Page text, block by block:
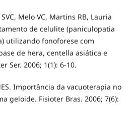
Melo VC, Martins RB, Lauria
de celulite (paniculopatia
utilizando fonoforese com
de hera, centella asiática e
Ser. 2006; 1(1): 6-10.
Importância da vacuoterapia no
geloide. Fisioter Bras. 2006; 7(6):